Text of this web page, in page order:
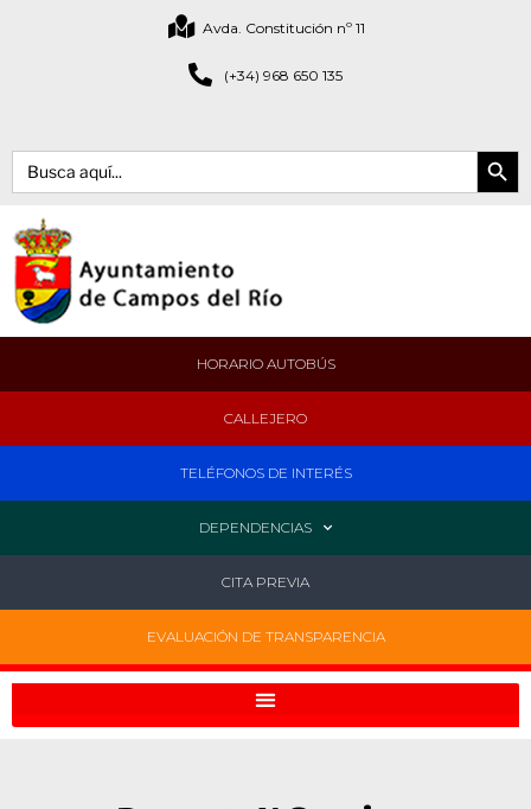
Avda. Constitución nº 11
(+34) 968 650 135
Buscar: Botón de
HORARIO AUTOBÚS
CALLEJERO
TELÉFONOS DE INTERÉS
DEPENDENCIAS
CITA PREVIA
EVALUACIÓN DE TRANSPARENCIA